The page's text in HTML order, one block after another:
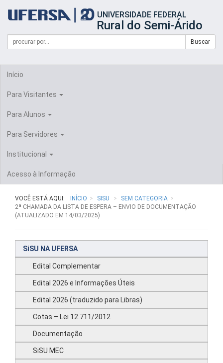
portal
UFERSA
UNIVERSIDADE FEDERAL
Rural do Semi-Árido
Formulário
Busca
Campo
de
Buscar
Início
Para Visitantes
Para Alunos
Para Servidores
Institucional
Acesso à Informação
VOCÊ ESTÁ AQUI: INÍCIO SISU
SEM CATEGORIA
2ª CHAMADA DA LISTA DE ESPERA – ENVIO DE DOCUMENTAÇÃO
(ATUALIZADO EM 14/03/2025)
SiSU NA UFERSA
Edital Complementar
Edital 2026 e Informações Úteis
Edital 2026 (traduzido para Libras)
Cotas – Lei 12.711/2012
Documentação
SiSU MEC